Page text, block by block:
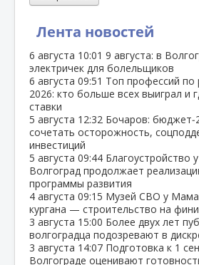
Лента новостей
6 августа 10:01 9 августа: в
электричек для болельщиков
6 августа 09:51 Топ профессий по
2026: кто больше всех выиграл и
ставки
5 августа 12:32 Бочаров:
сочетать осторожность,
инвестиций
5 августа 09:44 Благоустройство
Волгоград продолжает
программы развития
4 августа 09:15 Музей СВО у
кургана — строительство на
3 августа 15:00 Более двух лет
волгоградца подозревают в
3 августа 14:07 Подготовка к 1
Волгограде оценивают